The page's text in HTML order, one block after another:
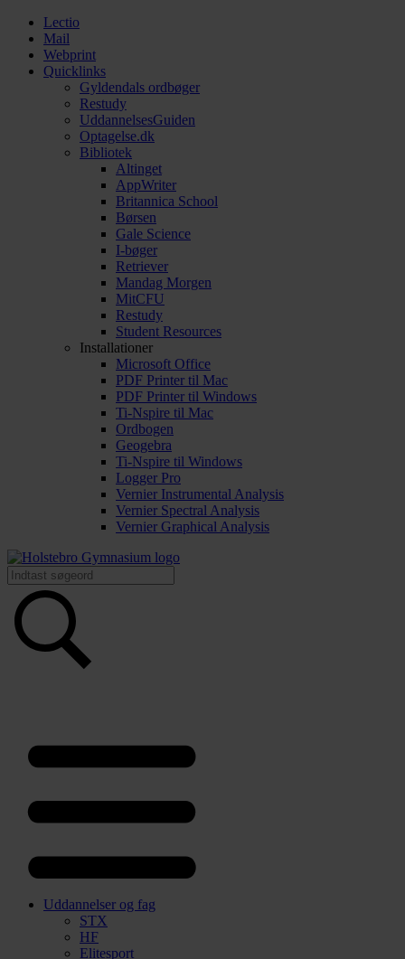
Lectio
Mail
Webprint
Quicklinks
Gyldendals ordbøger
Restudy
UddannelsesGuiden
Optagelse.dk
Bibliotek
Altinget
AppWriter
Britannica School
Børsen
Gale Science
I-bøger
Retriever
Mandag Morgen
MitCFU
Restudy
Student Resources
Installationer
Microsoft Office
PDF Printer til Mac
PDF Printer til Windows
Ti-Nspire til Mac
Ordbogen
Geogebra
Ti-Nspire til Windows
Logger Pro
Vernier Instrumental Analysis
Vernier Spectral Analysis
Vernier Graphical Analysis
Uddannelser og fag
STX
HF
Elitesport